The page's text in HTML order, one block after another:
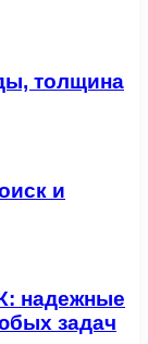
толщина
и
надежные
задач